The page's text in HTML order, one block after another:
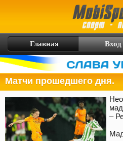
Главная Вход
Матчи прошедшего дня.
–